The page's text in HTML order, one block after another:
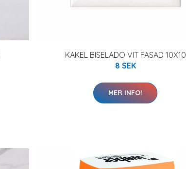
KAKEL BISELADO VIT FASAD 10X10
8 SEK
MER INFO!